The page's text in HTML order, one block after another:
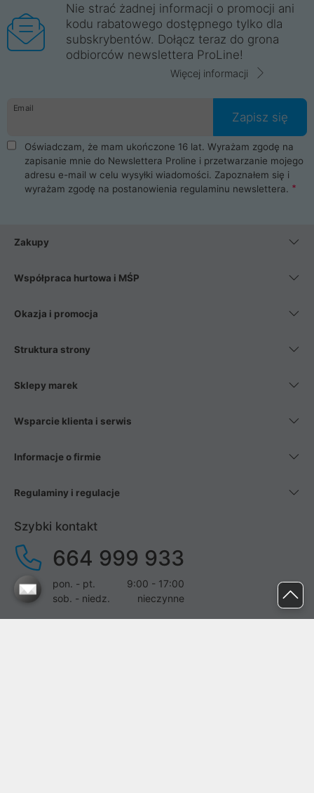
Nie strać żadnej informacji o promocji ani
kodu rabatowego dostępnego tylko dla
subskrybentów. Dołącz teraz do grona
odbiorców newslettera ProLine!
Więcej informacji
Email
Zapisz się
Oświadczam, że mam ukończone 16 lat. Wyrażam zgodę na
zapisanie mnie do Newslettera Proline i przetwarzanie mojego
adresu e-mail w celu wysyłki wiadomości. Zapoznałem się i
wyrażam zgodę na postanowienia regulaminu newslettera.
Zakupy
Współpraca hurtowa i MŚP
Okazja i promocja
Struktura strony
Sklepy marek
Wsparcie klienta i serwis
Informacje o firmie
Regulaminy i regulacje
Szybki kontakt
664 999 933
pon. - pt.
9:00 - 17:00
sob. - niedz.
nieczynne